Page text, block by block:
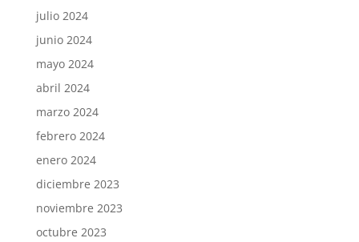
julio 2024
junio 2024
mayo 2024
abril 2024
marzo 2024
febrero 2024
enero 2024
diciembre 2023
noviembre 2023
octubre 2023